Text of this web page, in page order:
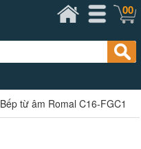
00
Bếp từ âm Romal C16-FGC1